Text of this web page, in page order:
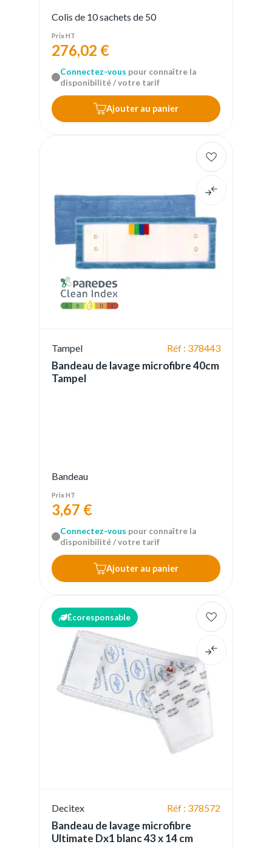
Colis de 10 sachets de 50
Prix HT
276,02 €
Connectez-vous pour connaître la
disponibilité / votre tarif
Ajouter au panier
Tampel Réf : 378443
Bandeau de lavage microfibre 40cm
Tampel
Bandeau
Prix HT
3,67 €
Connectez-vous pour connaître la
disponibilité / votre tarif
Ajouter au panier
Écoresponsable
Decitex Réf : 378572
Bandeau de lavage microfibre
Ultimate Dx1 blanc 43 x 14 cm